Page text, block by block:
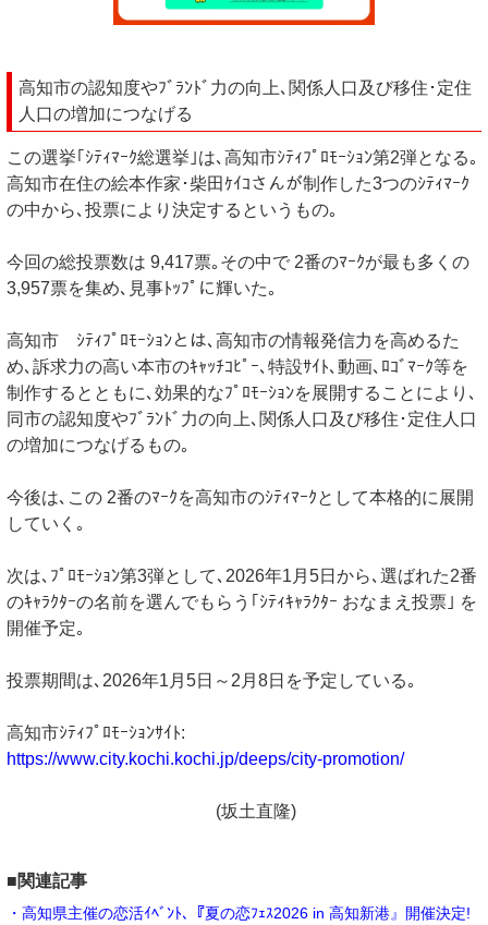
高知市の認知度やﾌﾞﾗﾝﾄﾞ力の向上､関係人口及び移住･定住
人口の増加につなげる
この選挙｢ｼﾃｨﾏｰｸ総選挙｣は､高知市ｼﾃｨﾌﾟﾛﾓｰｼｮﾝ第2弾となる｡
高知市在住の絵本作家･柴田ｹｲｺさんが制作した3つのｼﾃｨﾏｰｸ
の中から､投票により決定するというもの｡
今回の総投票数は 9,417票｡その中で 2番のﾏｰｸが最も多くの
3,957票を集め､見事ﾄｯﾌﾟに輝いた｡
高知市 ｼﾃｨﾌﾟﾛﾓｰｼｮﾝとは､高知市の情報発信力を高めるた
め､訴求力の高い本市のｷｬｯﾁｺﾋﾟｰ､特設ｻｲﾄ､動画､ﾛｺﾞﾏｰｸ等を
制作するとともに､効果的なﾌﾟﾛﾓｰｼｮﾝを展開することにより､
同市の認知度やﾌﾞﾗﾝﾄﾞ力の向上､関係人口及び移住･定住人口
の増加につなげるもの｡
今後は､この 2番のﾏｰｸを高知市のｼﾃｨﾏｰｸとして本格的に展開
していく｡
次は､ﾌﾟﾛﾓｰｼｮﾝ第3弾として､2026年1月5日から､選ばれた2番
のｷｬﾗｸﾀｰの名前を選んでもらう｢ｼﾃｨｷｬﾗｸﾀｰ おなまえ投票｣ を
開催予定｡
投票期間は､2026年1月5日～2月8日を予定している｡
高知市ｼﾃｨﾌﾟﾛﾓｰｼｮﾝｻｲﾄ:
https://www.city.kochi.kochi.jp/deeps/city-promotion/
(坂土直隆)
■関連記事
・高知県主催の恋活ｲﾍﾞﾝﾄ､『夏の恋ﾌｪｽ2026 in 高知新港』開催決定!